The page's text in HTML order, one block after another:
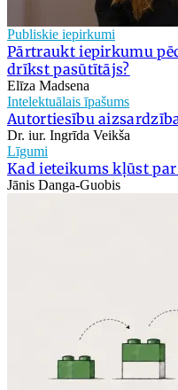
Publiskie iepirkumi
Pārtraukt iepirkumu
drīkst pasūtītājs?
Elīza Madsena
Intelektuālais īpašums
Autortiesību
Dr. iur. Ingrīda Veikša
Līgumi
Kad ieteikums kļūst
Jānis Danga-Guobis